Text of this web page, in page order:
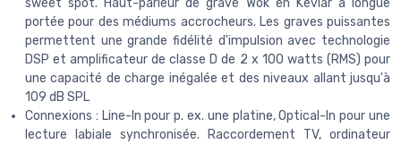
sweet spot. Haut-parleur de grave Wok en Kevlar à longue
portée pour des médiums accrocheurs. Les graves puissantes
permettent une grande fidélité d'impulsion avec technologie
DSP et amplificateur de classe D de 2 x 100 watts (RMS) pour
une capacité de charge inégalée et des niveaux allant jusqu'à
109 dB SPL
Connexions : Line-In pour p. ex. une platine, Optical-In pour une
lecture labiale synchronisée. Raccordement TV, ordinateur